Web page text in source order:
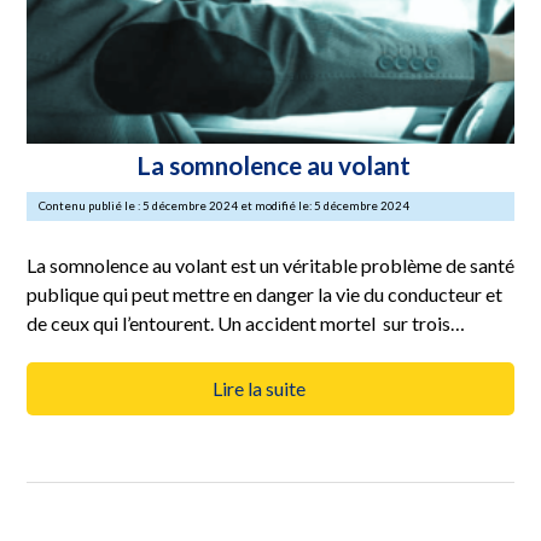
La somnolence au volant
Contenu publié le : 5 décembre 2024 et modifié le: 5 décembre 2024
La somnolence au volant est un véritable problème de santé
publique qui peut mettre en danger la vie du conducteur et
de ceux qui l’entourent. Un accident mortel sur trois…
Lire la suite